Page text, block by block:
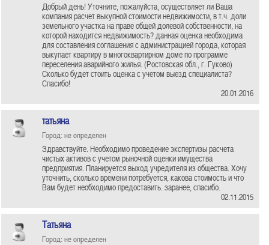
Добрый день! Уточните, пожалуйста, осуществляет ли Ваша
компания расчет выкупной стоимости недвижимости, в т.ч. доли
земельного участка на праве общей долевой собственности, на
которой находится недвижимость? данная оценка необходима
для составления соглашения с администрацией города, которая
выкупает квартиру в многоквартирном доме по программе
переселения аварийного жилья. (Ростовская обл., г. Гуково)
Сколько будет стоить оценка с учетом выезд специалиста?
Спасибо!
20.01.2016
татьяна
Город: не определен
Здравствуйте. Необходимо проведение экспертизы расчета
чистых активов с учетом рыноч­ной оценки имущества
предприятия. Планируется выход учредителя из общества. Хочу
уточнить, сколько времени потребуется, какова стоимость и что
Вам будет необходимо предоставить. заранее, спасибо.
02.11.2015
Татьяна
Город: не определен